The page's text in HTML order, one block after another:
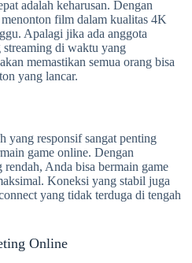
adalah keharusan. Dengan
film dalam kualitas 4K
Apalagi jika ada anggota
streaming di waktu yang
memastikan semua orang bisa
yang lancar.
yang responsif sangat penting
game online. Dengan
Anda bisa bermain game
Koneksi yang stabil juga
yang tidak terduga di tengah
Online